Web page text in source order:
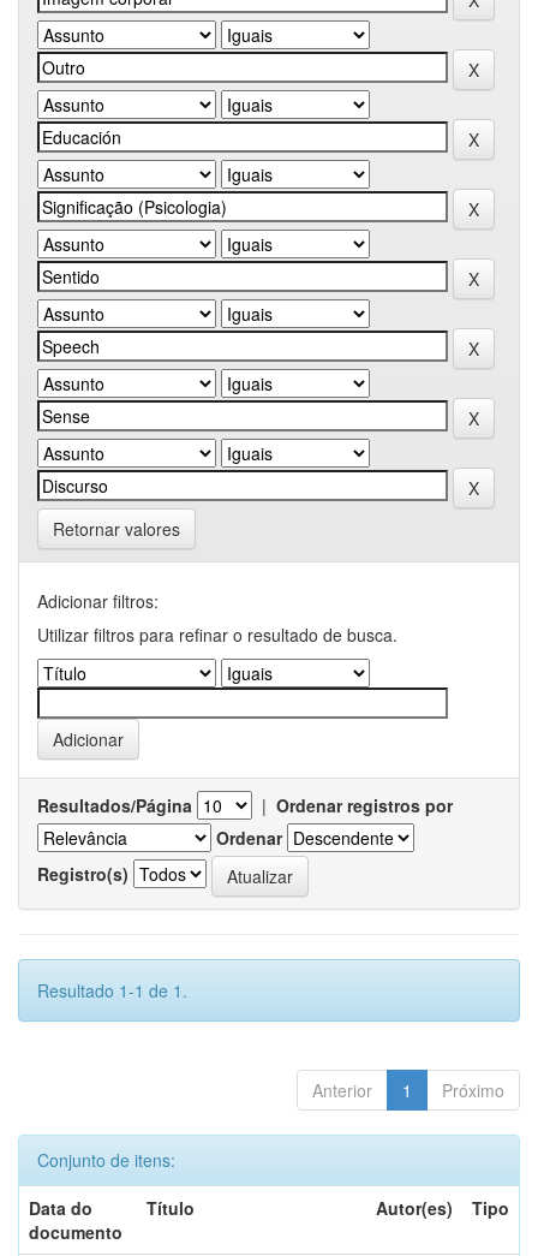
Retornar valores
Adicionar filtros:
Utilizar filtros para refinar o resultado de busca.
Resultados/Página | Ordenar registros por
Ordenar
Registro(s)
Resultado 1-1 de 1.
Anterior 1 Próximo
Conjunto de itens:
Data do
documento
Título Autor(es) Tipo